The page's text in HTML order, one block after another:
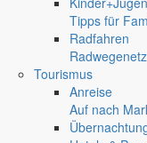
Tipps für
Radfahren
Tourismus
Anreise
Auf nach